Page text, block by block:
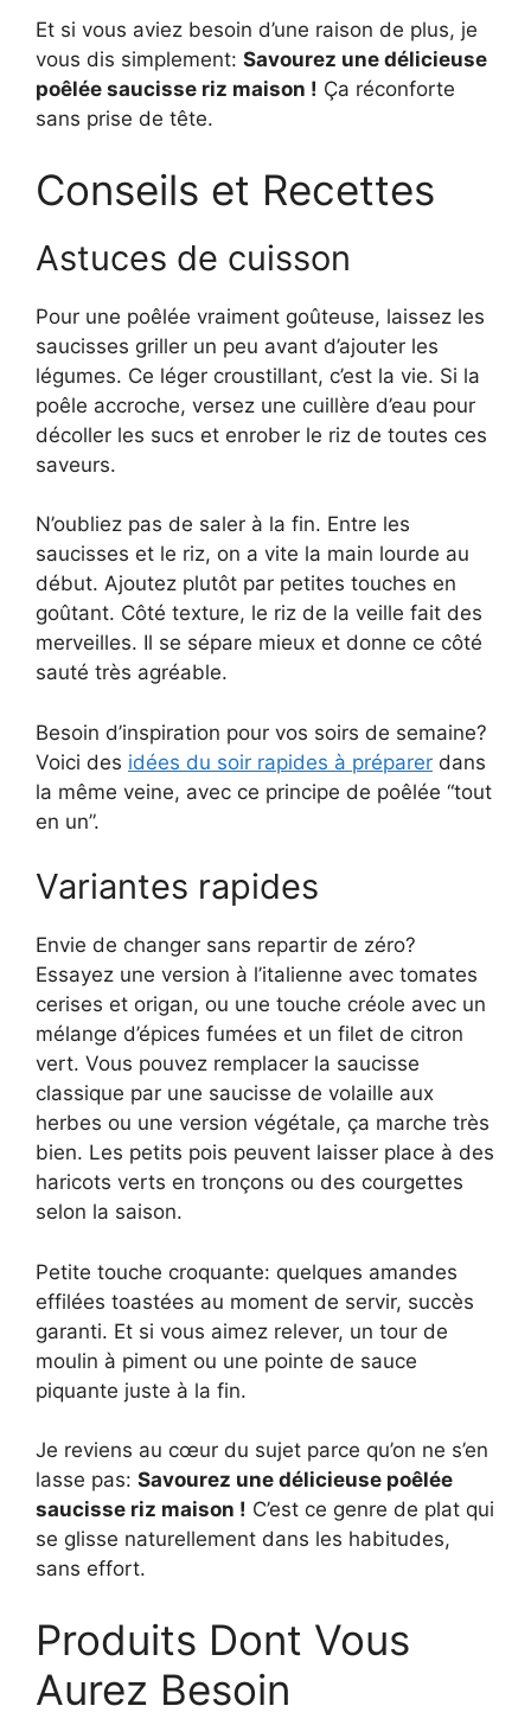
Et si vous aviez besoin d’une raison de plus, je
vous dis simplement: Savourez une délicieuse
poêlée saucisse riz maison ! Ça réconforte
sans prise de tête.
Conseils et Recettes
Astuces de cuisson
Pour une poêlée vraiment goûteuse, laissez les
saucisses griller un peu avant d’ajouter les
légumes. Ce léger croustillant, c’est la vie. Si la
poêle accroche, versez une cuillère d’eau pour
décoller les sucs et enrober le riz de toutes ces
saveurs.
N’oubliez pas de saler à la fin. Entre les
saucisses et le riz, on a vite la main lourde au
début. Ajoutez plutôt par petites touches en
goûtant. Côté texture, le riz de la veille fait des
merveilles. Il se sépare mieux et donne ce côté
sauté très agréable.
Besoin d’inspiration pour vos soirs de semaine?
Voici des idées du soir rapides à préparer dans
la même veine, avec ce principe de poêlée “tout
en un”.
Variantes rapides
Envie de changer sans repartir de zéro?
Essayez une version à l’italienne avec tomates
cerises et origan, ou une touche créole avec un
mélange d’épices fumées et un filet de citron
vert. Vous pouvez remplacer la saucisse
classique par une saucisse de volaille aux
herbes ou une version végétale, ça marche très
bien. Les petits pois peuvent laisser place à des
haricots verts en tronçons ou des courgettes
selon la saison.
Petite touche croquante: quelques amandes
effilées toastées au moment de servir, succès
garanti. Et si vous aimez relever, un tour de
moulin à piment ou une pointe de sauce
piquante juste à la fin.
Je reviens au cœur du sujet parce qu’on ne s’en
lasse pas: Savourez une délicieuse poêlée
saucisse riz maison ! C’est ce genre de plat qui
se glisse naturellement dans les habitudes,
sans effort.
Produits Dont Vous
Aurez Besoin